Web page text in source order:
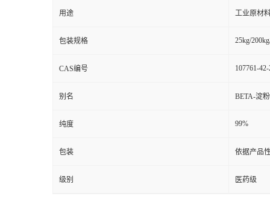
用途 工业原材
包装规格 25kg/
CAS编号 107761-42-
别名 BETA-淀
纯度 99%
包装 依据产品
级别 医药级